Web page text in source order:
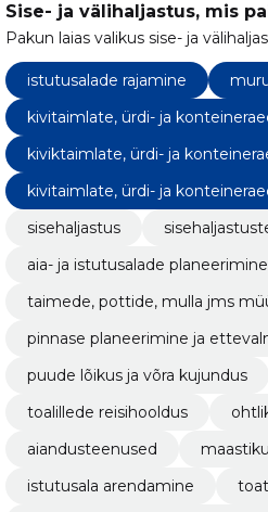
Sise- ja välihaljastus, mis
Pakun laias valikus sise- ja
istutusalade rajamine
kivitaimlate, ürdi- ja
kiviktaimlate, ürdi- ja
kivitaimlate, ürdi- ja
sisehaljastus
aia- ja istutusalade planeerimine
taimede, pottide, mulla jms
pinnase planeerimine ja
puude lõikus ja võra kujundus
toalillede reisihooldus
aiandusteenused
istutusala arendamine